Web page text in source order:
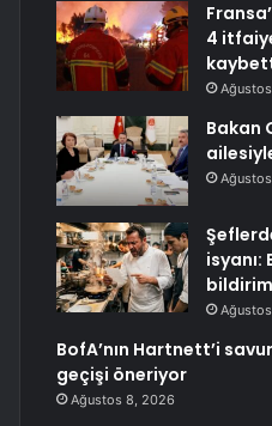
4
Bakan
isyanı:
BofA’nın Hartnett’i
geçişi öneriyor
Ağustos 8, 2026